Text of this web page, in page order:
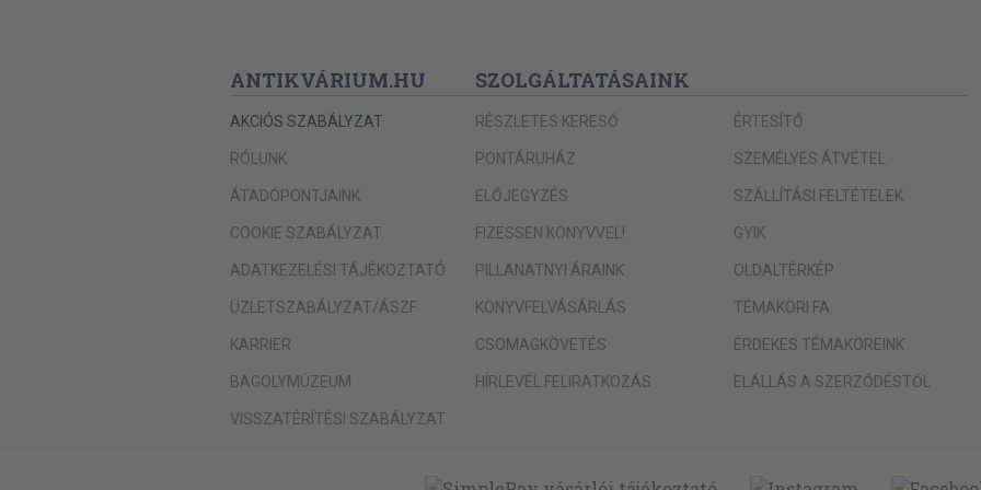
ANTIKVÁRIUM.HU
AKCIÓS SZABÁLYZAT
RÓLUNK
ÁTADÓPONTJAINK
COOKIE SZABÁLYZAT
ADATKEZELÉSI TÁJÉKOZTATÓ
ÜZLETSZABÁLYZAT/ÁSZF
KARRIER
BAGOLYMÚZEUM
VISSZATÉRÍTÉSI SZABÁLYZAT
SZOLGÁLTATÁSAINK
RÉSZLETES KERESŐ
PONTÁRUHÁZ
ELŐJEGYZÉS
FIZESSEN KÖNYVVEL!
PILLANATNYI ÁRAINK
KÖNYVFELVÁSÁRLÁS
CSOMAGKÖVETÉS
HÍRLEVÉL FELIRATKOZÁS
ÉRTESÍTŐ
SZEMÉLYES ÁTVÉTEL
SZÁLLÍTÁSI FELTÉTELEK
GYIK
OLDALTÉRKÉP
TÉMAKÖRI FA
ÉRDEKES TÉMAKÖREINK
ELÁLLÁS A SZERZŐDÉSTŐL